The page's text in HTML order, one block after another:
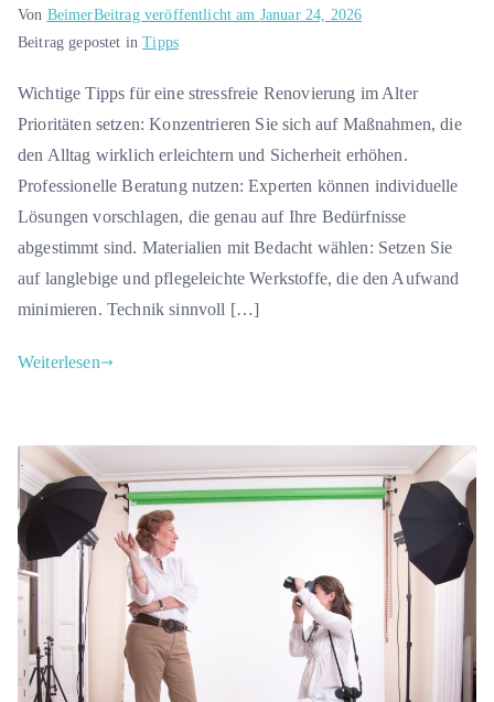
Von BeimerBeitrag veröffentlicht am Januar 24, 2026
Beitrag gepostet inTipps
Wichtige Tipps für eine stressfreie Renovierung im Alter
Prioritäten setzen: Konzentrieren Sie sich auf Maßnahmen, die
den Alltag wirklich erleichtern und Sicherheit erhöhen.
Professionelle Beratung nutzen: Experten können individuelle
Lösungen vorschlagen, die genau auf Ihre Bedürfnisse
abgestimmt sind. Materialien mit Bedacht wählen: Setzen Sie
auf langlebige und pflegeleichte Werkstoffe, die den Aufwand
minimieren. Technik sinnvoll […]
Weiterlesen